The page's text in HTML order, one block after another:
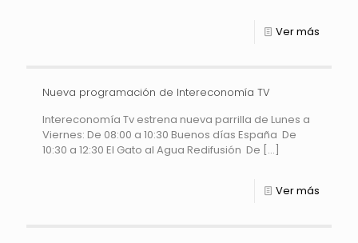
Ver más
Nueva programación de Intereconomía TV
Intereconomía Tv estrena nueva parrilla de Lunes a
Viernes: De 08:00 a 10:30 Buenos días España De
10:30 a 12:30 El Gato al Agua Redifusión De […]
Ver más